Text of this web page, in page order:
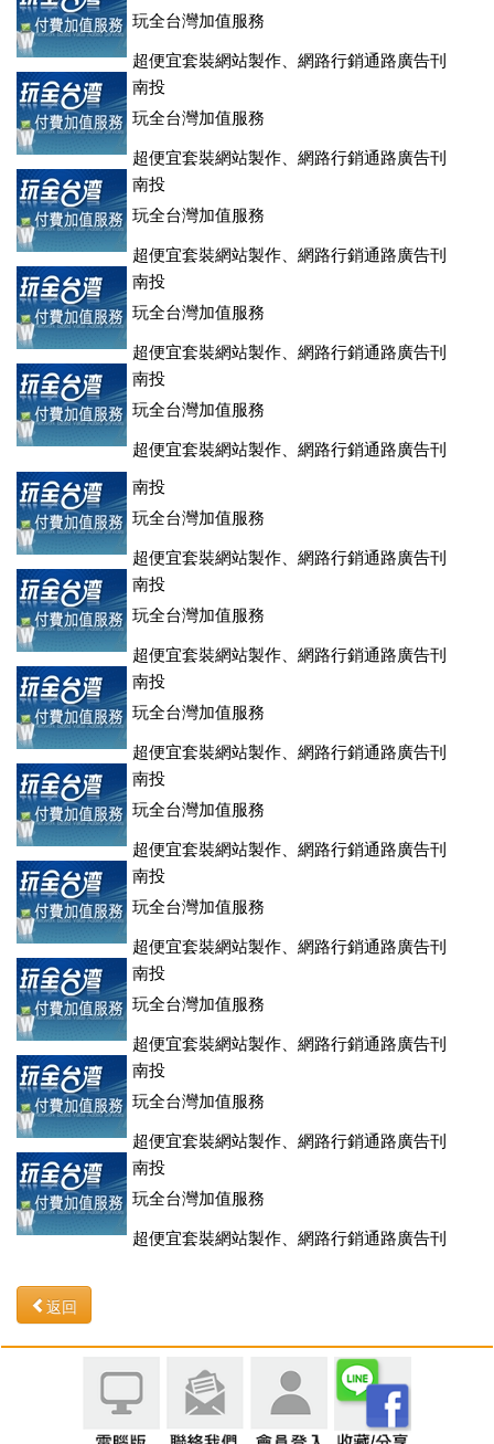
玩全台灣加值服務
超便宜套裝網站製作、網路行銷通路廣告刊
登、訂房系統、客房委託旅行社銷售，全面優惠中....
南投
玩全台灣加值服務
超便宜套裝網站製作、網路行銷通路廣告刊
登、訂房系統、客房委託旅行社銷售，全面優惠中....
南投
玩全台灣加值服務
超便宜套裝網站製作、網路行銷通路廣告刊
登、訂房系統、客房委託旅行社銷售，全面優惠中....
南投
玩全台灣加值服務
超便宜套裝網站製作、網路行銷通路廣告刊
登、訂房系統、客房委託旅行社銷售，全面優惠中....
南投
玩全台灣加值服務
超便宜套裝網站製作、網路行銷通路廣告刊
登、訂房系統、客房委託旅行社銷售，全面優惠中....
南投
玩全台灣加值服務
超便宜套裝網站製作、網路行銷通路廣告刊
登、訂房系統、客房委託旅行社銷售，全面優惠中....
南投
玩全台灣加值服務
超便宜套裝網站製作、網路行銷通路廣告刊
登、訂房系統、客房委託旅行社銷售，全面優惠中....
南投
玩全台灣加值服務
超便宜套裝網站製作、網路行銷通路廣告刊
登、訂房系統、客房委託旅行社銷售，全面優惠中....
南投
玩全台灣加值服務
超便宜套裝網站製作、網路行銷通路廣告刊
登、訂房系統、客房委託旅行社銷售，全面優惠中....
南投
玩全台灣加值服務
超便宜套裝網站製作、網路行銷通路廣告刊
登、訂房系統、客房委託旅行社銷售，全面優惠中....
南投
玩全台灣加值服務
超便宜套裝網站製作、網路行銷通路廣告刊
登、訂房系統、客房委託旅行社銷售，全面優惠中....
南投
玩全台灣加值服務
超便宜套裝網站製作、網路行銷通路廣告刊
登、訂房系統、客房委託旅行社銷售，全面優惠中....
南投
玩全台灣加值服務
超便宜套裝網站製作、網路行銷通路廣告刊
返回